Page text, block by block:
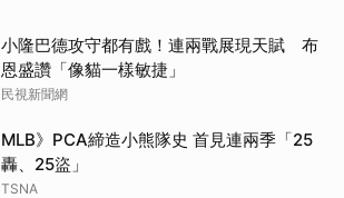
小隆巴德攻守都有戲！連兩戰展現天賦 布
恩盛讚「像貓一樣敏捷」
民視新聞網
MLB》PCA締造小熊隊史 首見連兩季「25
轟、25盜」
TSNA